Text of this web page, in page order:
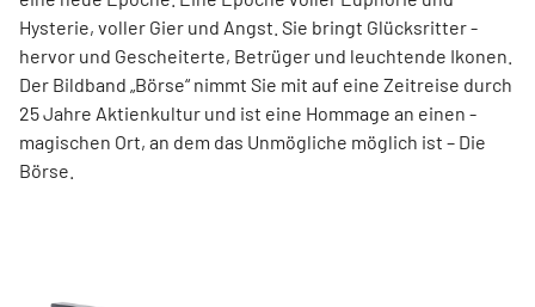
Hysterie, ­voller Gier und Angst. Sie bringt Glücksritter ­
hervor und ­Gescheiterte, ­Betrüger und leuchtende Ikonen.
Der Bildband ­„Börse“ nimmt Sie mit auf eine Zeit­reise durch
25 Jahre Aktienkultur und ist eine Hommage an ­einen ­
magischen Ort, an dem das Unmögliche ­möglich ist – Die
Börse.